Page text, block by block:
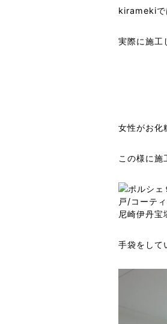
kiramekiで
実際に施工
女性がお化
この様に施
手袋をして